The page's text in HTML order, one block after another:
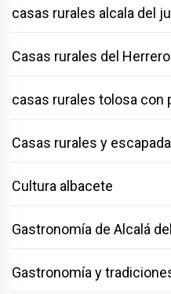
casas rurales alcala del
Casas rurales del Herrero
casas rurales tolosa con
Casas rurales y
Cultura albacete
Gastronomía de Alcalá
Gastronomía y